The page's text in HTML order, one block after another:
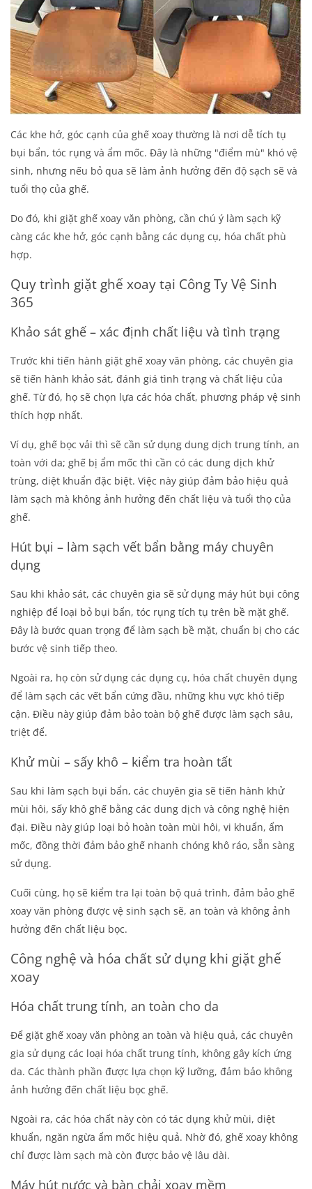
Các khe hở, góc cạnh của ghế xoay thường là nơi dễ tích tụ
bụi bẩn, tóc rụng và ẩm mốc. Đây là những "điểm mù" khó vệ
sinh, nhưng nếu bỏ qua sẽ làm ảnh hưởng đến độ sạch sẽ và
tuổi thọ của ghế.
Do đó, khi giặt ghế xoay văn phòng, cần chú ý làm sạch kỹ
càng các khe hở, góc cạnh bằng các dụng cụ, hóa chất phù
hợp.
Quy trình giặt ghế xoay tại Công Ty Vệ Sinh
365
Khảo sát ghế – xác định chất liệu và tình trạng
Trước khi tiến hành giặt ghế xoay văn phòng, các chuyên gia
sẽ tiến hành khảo sát, đánh giá tình trạng và chất liệu của
ghế. Từ đó, họ sẽ chọn lựa các hóa chất, phương pháp vệ sinh
thích hợp nhất.
Ví dụ, ghế bọc vải thì sẽ cần sử dụng dung dịch trung tính, an
toàn với da; ghế bị ẩm mốc thì cần có các dung dịch khử
trùng, diệt khuẩn đặc biệt. Việc này giúp đảm bảo hiệu quả
làm sạch mà không ảnh hưởng đến chất liệu và tuổi thọ của
ghế.
Hút bụi – làm sạch vết bẩn bằng máy chuyên
dụng
Sau khi khảo sát, các chuyên gia sẽ sử dụng máy hút bụi công
nghiệp để loại bỏ bụi bẩn, tóc rụng tích tụ trên bề mặt ghế.
Đây là bước quan trọng để làm sạch bề mặt, chuẩn bị cho các
bước vệ sinh tiếp theo.
Ngoài ra, họ còn sử dụng các dụng cụ, hóa chất chuyên dụng
để làm sạch các vết bẩn cứng đầu, những khu vực khó tiếp
cận. Điều này giúp đảm bảo toàn bộ ghế được làm sạch sâu,
triệt để.
Khử mùi – sấy khô – kiểm tra hoàn tất
Sau khi làm sạch bụi bẩn, các chuyên gia sẽ tiến hành khử
mùi hôi, sấy khô ghế bằng các dung dịch và công nghệ hiện
đại. Điều này giúp loại bỏ hoàn toàn mùi hôi, vi khuẩn, ẩm
mốc, đồng thời đảm bảo ghế nhanh chóng khô ráo, sẵn sàng
sử dụng.
Cuối cùng, họ sẽ kiểm tra lại toàn bộ quá trình, đảm bảo ghế
xoay văn phòng được vệ sinh sạch sẽ, an toàn và không ảnh
hưởng đến chất liệu bọc.
Công nghệ và hóa chất sử dụng khi giặt ghế
xoay
Hóa chất trung tính, an toàn cho da
Để giặt ghế xoay văn phòng an toàn và hiệu quả, các chuyên
gia sử dụng các loại hóa chất trung tính, không gây kích ứng
da. Các thành phần được lựa chọn kỹ lưỡng, đảm bảo không
ảnh hưởng đến chất liệu bọc ghế.
Ngoài ra, các hóa chất này còn có tác dụng khử mùi, diệt
khuẩn, ngăn ngừa ẩm mốc hiệu quả. Nhờ đó, ghế xoay không
chỉ được làm sạch mà còn được bảo vệ lâu dài.
Máy hút nước và bàn chải xoay mềm